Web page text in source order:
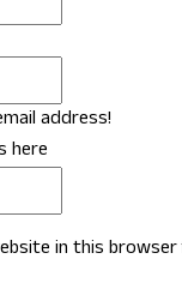
address!
here
in this